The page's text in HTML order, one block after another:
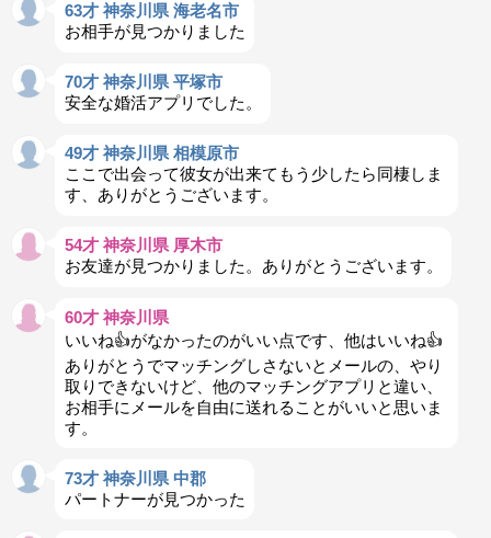
63才 神奈川県 海老名市
お相手が見つかりました
70才 神奈川県 平塚市
安全な婚活アプリでした。
49才 神奈川県 相模原市
ここで出会って彼女が出来てもう少したら同棲しま
す、ありがとうございます。
54才 神奈川県 厚木市
お友達が見つかりました。ありがとうございます。
60才 神奈川県
いいね👍がなかったのがいい点です、他はいいね👍
ありがとうでマッチングしさないとメールの、やり
取りできないけど、他のマッチングアプリと違い、
お相手にメールを自由に送れることがいいと思いま
す。
73才 神奈川県 中郡
パートナーが見つかった